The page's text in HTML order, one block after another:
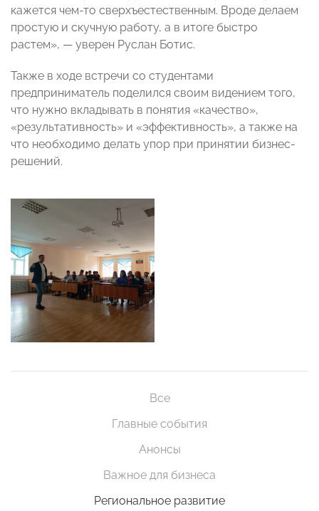
кажется чем-то сверхъестественным. Вроде делаем
простую и скучную работу, а в итоге быстро
растем», — уверен Руслан Ботис.
Также в ходе встречи со студентами
предприниматель поделился своим видением того,
что нужно вкладывать в понятия «качество»,
«результативность» и «эффективность», а также на
что необходимо делать упор при принятии бизнес-
решений.
Все
Главные события
Анонсы
Важное для бизнеса
Региональное развитие